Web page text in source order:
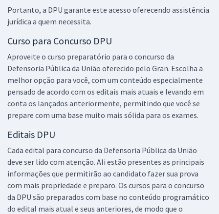
ou 12x de R$59,92
Economize R$ 179,76 (-20%)
Comprar
DPU - Defensoria Pública da União - Conhecimentos Básicos para
Todos os Cargos
R$ 311,92à vista
ou 12x deR$25,99
Economize R$ 77,98 (-20%)
Comprar
Portanto, a DPU garante este acesso oferecendo assistência
jurídica a quem necessita.
Curso para Concurso DPU
Aproveite o curso preparatório para o concurso da
Defensoria Pública da União oferecido pelo Gran. Escolha a
melhor opção para você, com um conteúdo especialmente
pensado de acordo com os editais mais atuais e levando em
conta os lançados anteriormente, permitindo que você se
prepare com uma base muito mais sólida para os exames.
Editais DPU
Cada edital para concurso da Defensoria Pública da União
deve ser lido com atenção. Ali estão presentes as principais
informações que permitirão ao candidato fazer sua prova
com mais propriedade e preparo. Os cursos para o concurso
da DPU são preparados com base no conteúdo programático
do edital mais atual e seus anteriores, de modo que o